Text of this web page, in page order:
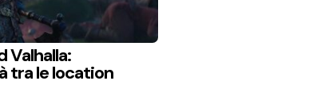
Valhalla:
tra le location